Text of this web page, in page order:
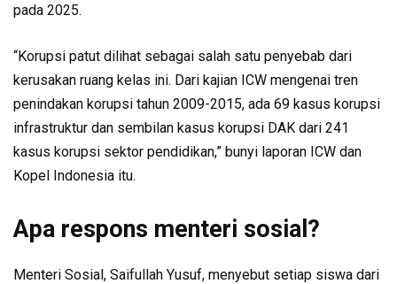
pada 2025.
“Korupsi patut dilihat sebagai salah satu penyebab dari
kerusakan ruang kelas ini. Dari kajian ICW mengenai tren
penindakan korupsi tahun 2009-2015, ada 69 kasus korupsi
infrastruktur dan sembilan kasus korupsi DAK dari 241
kasus korupsi sektor pendidikan,” bunyi laporan ICW dan
Kopel Indonesia itu.
Apa respons menteri sosial?
Menteri Sosial, Saifullah Yusuf, menyebut setiap siswa dari